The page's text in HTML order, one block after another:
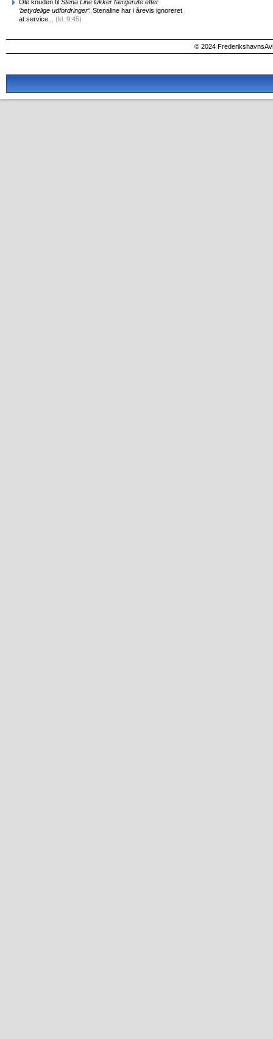
Ole knuden til Stena Line lukker færgerute efter
‘betydelige udfordringer’: Stenaline har i årevis ignoreret
at service... (kl. 9:45)
© 2024